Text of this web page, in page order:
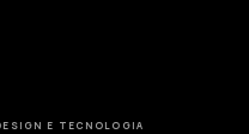
E TECNOLOGIA